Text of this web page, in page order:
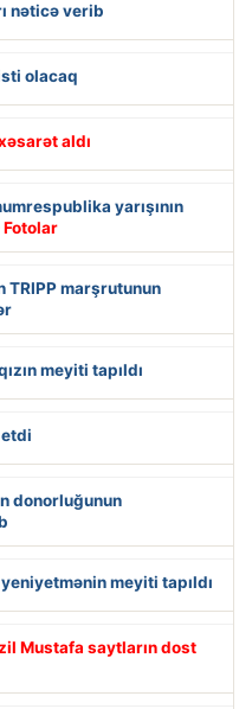
nəticə verib
olacaq
aldı
yarışının
Fotolar
TRIPP marşrutunun
meyiti tapıldı
donorluğunun
meyiti tapıldı
Mustafa saytların dost